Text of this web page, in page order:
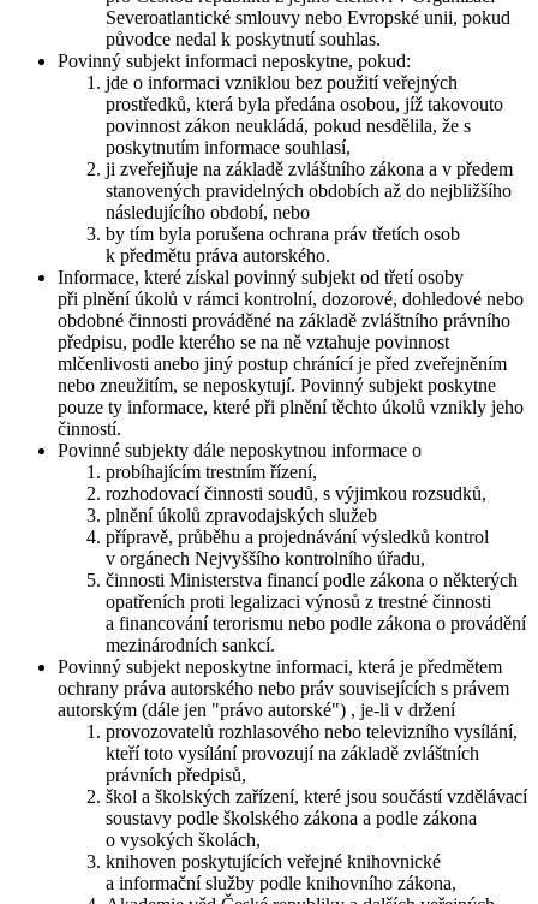
Severoatlantické smlouvy nebo Evropské unii, pokud
původce nedal k poskytnutí souhlas.
Povinný subjekt informaci neposkytne, pokud:
jde o informaci vzniklou bez použití veřejných
prostředků, která byla předána osobou, jíž takovouto
povinnost zákon neukládá, pokud nesdělila, že s
poskytnutím informace souhlasí,
ji zveřejňuje na základě zvláštního zákona a v předem
stanovených pravidelných obdobích až do nejbližšího
následujícího období, nebo
by tím byla porušena ochrana práv třetích osob
k předmětu práva autorského.
Informace, které získal povinný subjekt od třetí osoby
při plnění úkolů v rámci kontrolní, dozorové, dohledové nebo
obdobné činnosti prováděné na základě zvláštního právního
předpisu, podle kterého se na ně vztahuje povinnost
mlčenlivosti anebo jiný postup chránící je před zveřejněním
nebo zneužitím, se neposkytují. Povinný subjekt poskytne
pouze ty informace, které při plnění těchto úkolů vznikly jeho
činností.
Povinné subjekty dále neposkytnou informace o
probíhajícím trestním řízení,
rozhodovací činnosti soudů, s výjimkou rozsudků,
plnění úkolů zpravodajských služeb
přípravě, průběhu a projednávání výsledků kontrol
v orgánech Nejvyššího kontrolního úřadu,
činnosti Ministerstva financí podle zákona o některých
opatřeních proti legalizaci výnosů z trestné činnosti
a financování terorismu nebo podle zákona o provádění
mezinárodních sankcí.
Povinný subjekt neposkytne informaci, která je předmětem
ochrany práva autorského nebo práv souvisejících s právem
autorským (dále jen "právo autorské") , je-li v držení
provozovatelů rozhlasového nebo televizního vysílání,
kteří toto vysílání provozují na základě zvláštních
právních předpisů,
škol a školských zařízení, které jsou součástí vzdělávací
soustavy podle školského zákona a podle zákona
o vysokých školách,
knihoven poskytujících veřejné knihovnické
a informační služby podle knihovního zákona,